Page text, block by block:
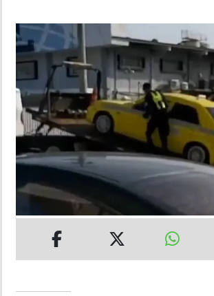
SHOW
DEPORTES
MUNDO
INSÓLITAS
MULTIMEDIA